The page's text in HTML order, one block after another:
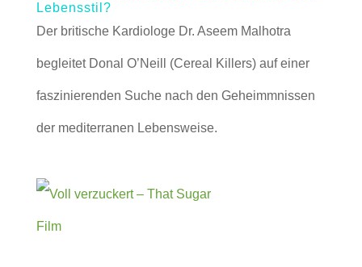
Lebensstil?
Der britische Kardiologe Dr. Aseem Malhotra
begleitet Donal O’Neill (Cereal Killers) auf einer
faszinierenden Suche nach den Geheimmnissen
der mediterranen Lebensweise.